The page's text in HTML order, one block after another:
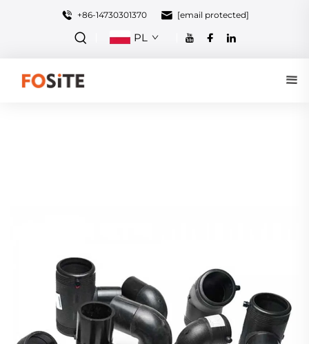
+86-14730301370 [email protected]
PL